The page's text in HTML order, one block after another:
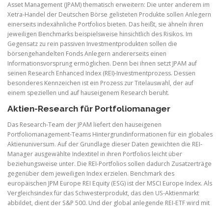
Asset Management (JPAM) thematisch erweitern: Die unter anderem im
Xetra-Handel der Deutschen Börse gelisteten Produkte sollen Anlegern
einerseits indexähnliche Portfolios bieten. Das heißt, sie ähneln ihren
jeweiligen Benchmarks beispielsweise hinsichtlich des Risikos. Im
Gegensatz zu rein passiven Investmentprodukten sollen die
börsengehandelten Fonds Anlegern andererseits einen
Informationsvorsprung ermöglichen. Denn bei ihnen setzt JPAM auf
seinen Research Enhanced Index (REI)-Investmentprozess. Dessen
besonderes Kennzeichen ist ein Prozess zur Titelauswahl, der auf
einem speziellen und auf hauseigenem Research beruht.
Aktien-Research für Portfoliomanager
Das Research-Team der JPAM liefert den hauseigenen
Portfoliomanagement-Teams Hintergrundinformationen für ein globales
Aktienuniversum. Auf der Grundlage dieser Daten gewichten die REI-
Manager ausgewählte Indextitel in ihren Portfolios leicht über
beziehungsweise unter. Die REI-Portfolios sollen dadurch Zusatzerträge
gegenüber dem jeweiligen Index erzielen. Benchmark des
europäischen JPM Europe REI Equity (ESG) ist der MSCI Europe Index. Als
Vergleichsindex für das Schwesterprodukt, das den US-Aktienmarkt
abbildet, dient der S&P 500. Und der global anlegende REI-ETF wird mit